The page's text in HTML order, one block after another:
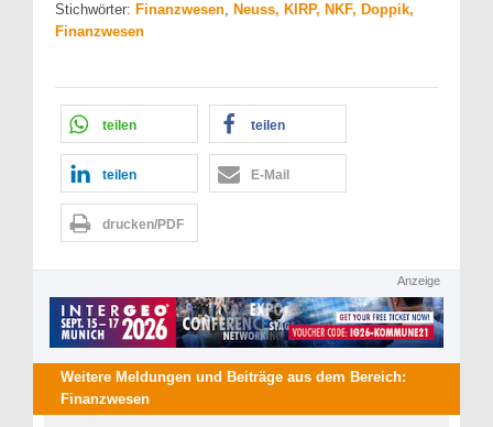
Stichwörter: Finanzwesen, Neuss, KIRP, NKF, Doppik,
Finanzwesen
teilen teilen
teilen E-Mail
drucken/PDF
Anzeige
Weitere Meldungen und Beiträge aus dem Bereich:
Finanzwesen